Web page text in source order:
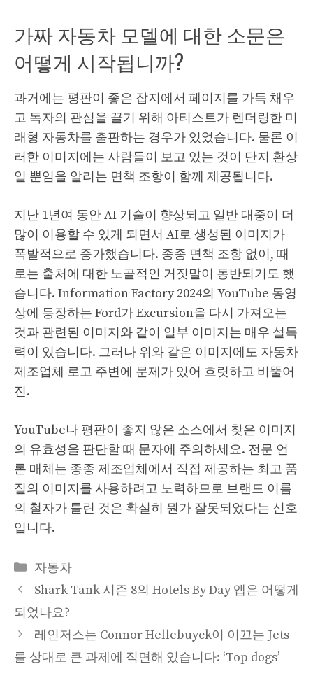
가짜 자동차 모델에 대한 소문은
어떻게 시작됩니까?
과거에는 평판이 좋은 잡지에서 페이지를 가득 채우
고 독자의 관심을 끌기 위해 아티스트가 렌더링한 미
래형 자동차를 출판하는 경우가 있었습니다. 물론 이
러한 이미지에는 사람들이 보고 있는 것이 단지 환상
일 뿐임을 알리는 면책 조항이 함께 제공됩니다.
지난 1년여 동안 AI 기술이 향상되고 일반 대중이 더
많이 이용할 수 있게 되면서 AI로 생성된 이미지가
폭발적으로 증가했습니다. 종종 면책 조항 없이, 때
로는 출처에 대한 노골적인 거짓말이 동반되기도 했
습니다. Information Factory 2024의 YouTube 동영
상에 등장하는 Ford가 Excursion을 다시 가져오는
것과 관련된 이미지와 같이 일부 이미지는 매우 설득
력이 있습니다. 그러나 위와 같은 이미지에도 자동차
제조업체 로고 주변에 문제가 있어 흐릿하고 비뚤어
진.
YouTube나 평판이 좋지 않은 소스에서 찾은 이미지
의 유효성을 판단할 때 문자에 주의하세요. 전문 언
론 매체는 종종 제조업체에서 직접 제공하는 최고 품
질의 이미지를 사용하려고 노력하므로 브랜드 이름
의 철자가 틀린 것은 확실히 뭔가 잘못되었다는 신호
입니다.
Categories
자동차
Shark Tank 시즌 8의 Hotels By Day 앱은 어떻게
되었나요?
레인저스는 Connor Hellebuyck이 이끄는 Jets
를 상대로 큰 과제에 직면해 있습니다: ‘Top dogs’